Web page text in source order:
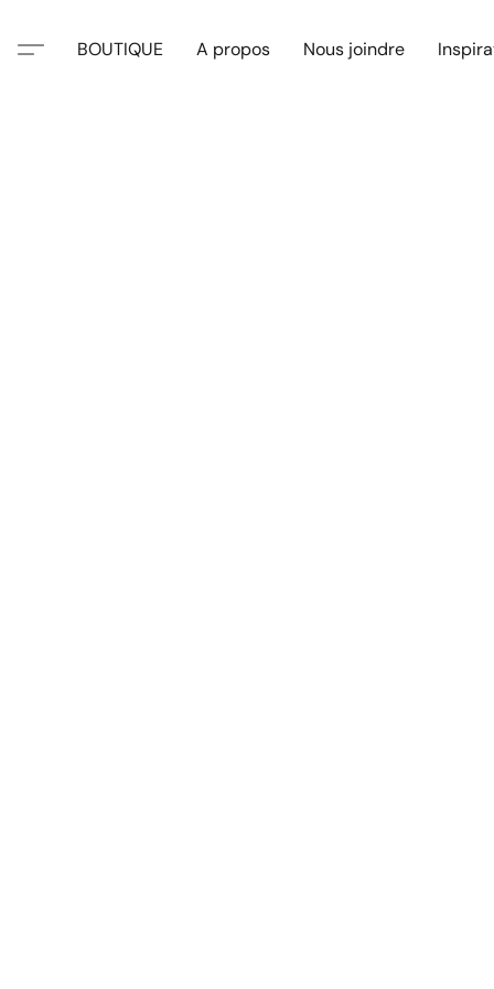
BOUTIQUE A propos Nous joindre